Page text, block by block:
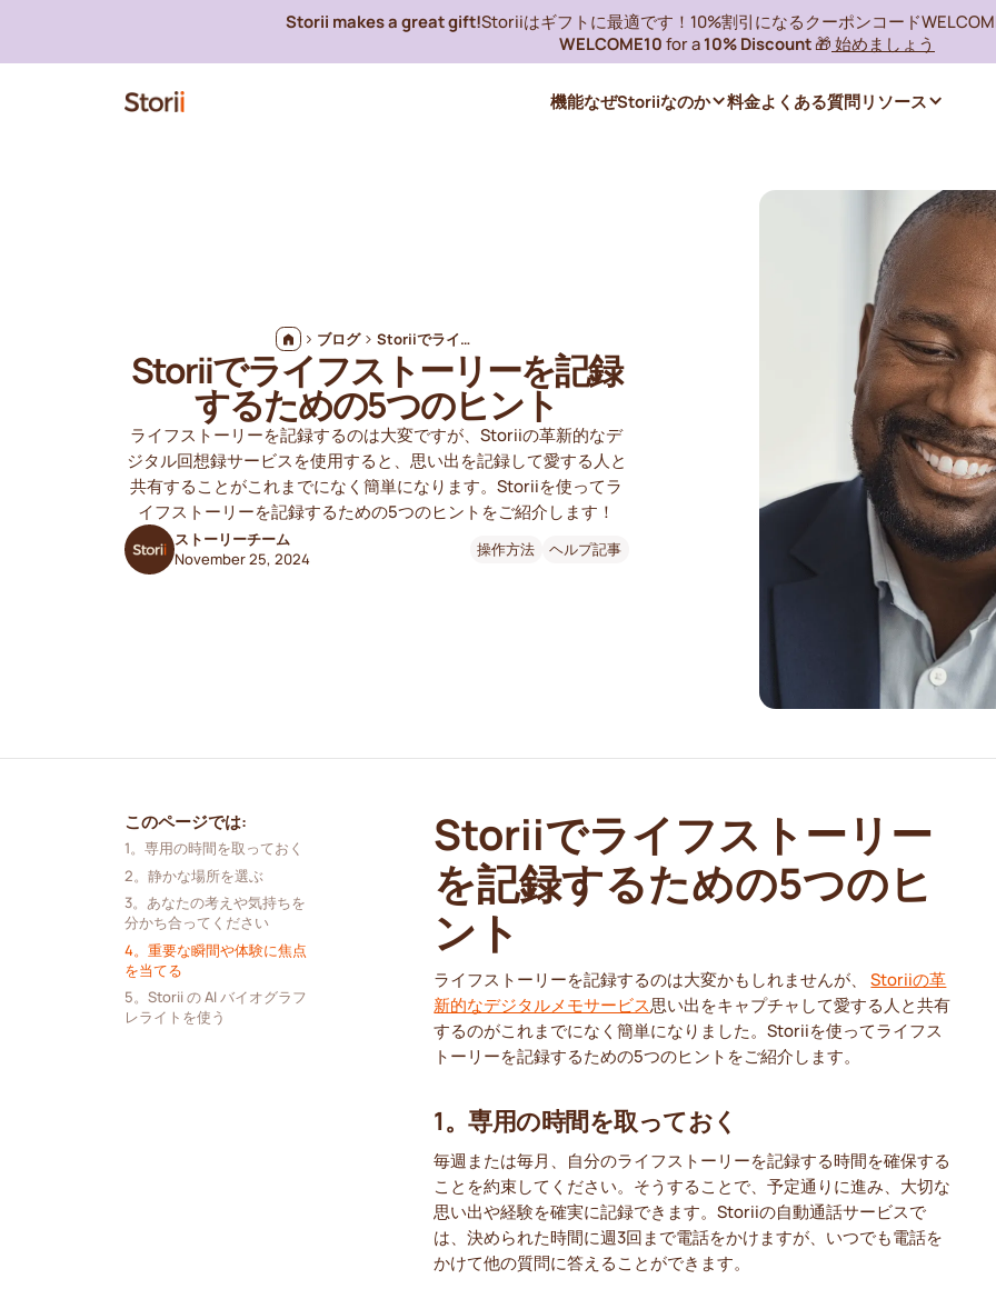
Storii makes a great gift!Storiiはギフトに最適です！10%割引になるクーポンコード
WELCOME10 for a10% Discount 🎁 始めましょう
機能なぜStoriiなのか 料金よくある質問リソース
ブログ Storiiでライフストーリーを記録するための5つのヒント
Storiiでライフストーリーを記録
するための5つのヒント
ライフストーリーを記録するのは大変ですが、Storiiの革新的なデ
ジタル回想録サービスを使用すると、思い出を記録して愛する人と
共有することがこれまでになく簡単になります。Storiiを使ってラ
イフストーリーを記録するための5つのヒントをご紹介します！
ストーリーチーム
November 25, 2024
操作方法 ヘルプ記事
このページでは:
1。専用の時間を取っておく
2。静かな場所を選ぶ
3。あなたの考えや気持ちを
分かち合ってください
4。重要な瞬間や体験に焦点
を当てる
5。Storii の AI バイオグラフ
レライトを使う
Storiiでライフストーリー
を記録するための5つのヒ
ント
ライフストーリーを記録するのは大変かもしれませんが、Storiiの革
新的なデジタルメモサービス思い出をキャプチャして愛する人と共有
するのがこれまでになく簡単になりました。Storiiを使ってライフス
トーリーを記録するための5つのヒントをご紹介します。
1。専用の時間を取っておく
毎週または毎月、自分のライフストーリーを記録する時間を確保する
ことを約束してください。そうすることで、予定通りに進み、大切な
思い出や経験を確実に記録できます。Storiiの自動通話サービスで
は、決められた時間に週3回まで電話をかけますが、いつでも電話を
かけて他の質問に答えることができます。